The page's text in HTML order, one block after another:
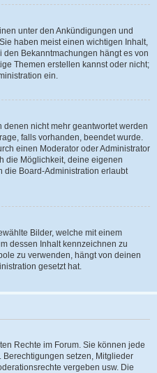
unter den Ankündigungen und
haben meist einen wichtigen Inhalt,
Bekanntmachungen hängt es von
Themen erstellen kannst oder nicht;
ein.
nicht mehr geantwortet werden
falls vorhanden, beendet wurde.
einen Moderator oder Administrator
die Möglichkeit, deine eigenen
die Board-Administration erlaubt
Bilder, welche mit einem
dessen Inhalt kennzeichnen zu
zu verwenden, hängt von deinen
gesetzt hat.
Rechte im Forum. Sie können jede
Berechtigungen setzen, Mitglieder
vergeben usw. Die